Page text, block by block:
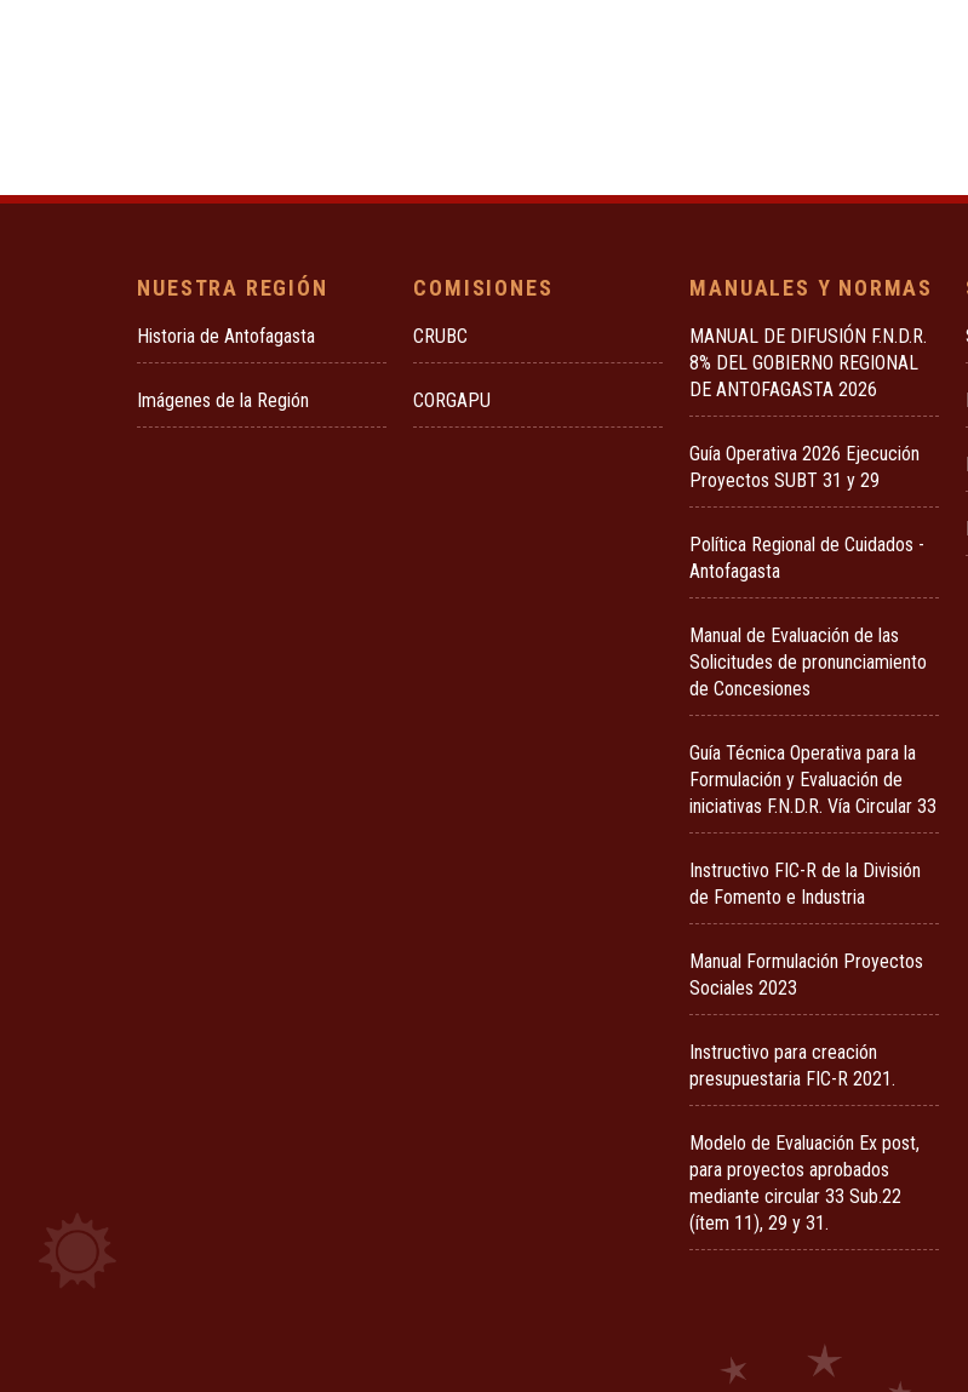
NUESTRA REGIÓN
Historia de Antofagasta
Imágenes de la Región
COMISIONES
CRUBC
CORGAPU
MANUALES Y NORMAS
MANUAL DE DIFUSIÓN F.N.D.R.
8% DEL GOBIERNO REGIONAL
DE ANTOFAGASTA 2026
Guía Operativa 2026 Ejecución
Proyectos SUBT 31 y 29
Política Regional de Cuidados -
Antofagasta
Manual de Evaluación de las
Solicitudes de pronunciamiento
de Concesiones
Guía Técnica Operativa para la
Formulación y Evaluación de
iniciativas F.N.D.R. Vía Circular 33
Instructivo FIC-R de la División
de Fomento e Industria
Manual Formulación Proyectos
Sociales 2023
Instructivo para creación
presupuestaria FIC-R 2021.
Modelo de Evaluación Ex post,
para proyectos aprobados
mediante circular 33 Sub.22
(ítem 11), 29 y 31.